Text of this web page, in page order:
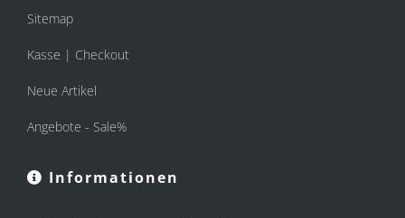
Sitemap
Kasse | Checkout
Neue Artikel
Angebote - Sale%
Informationen